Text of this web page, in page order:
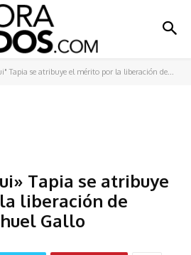
Tapia se atribuye el mérito por la liberación de...
Tapia se atribuye
liberación de
Gallo